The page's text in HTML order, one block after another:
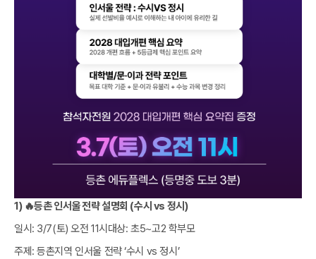
1) 🔥등촌 인서울 전략 설명회 (수시 vs 정시)
일시: 3/7(토) 오전 11시대상: 초5~고2 학부모
주제: 등촌지역 인서울 전략 ‘수시 vs 정시’